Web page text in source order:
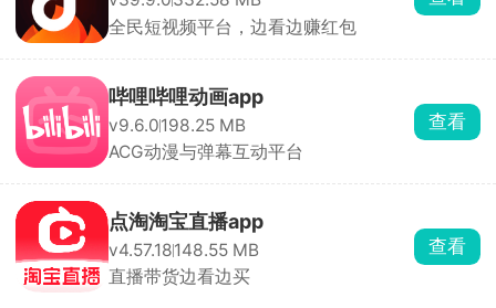
全民短视频平台，边看边赚红包
哔哩哔哩动画app
v9.6.0198.25 MB
ACG动漫与弹幕互动平台
查看
点淘淘宝直播app
v4.57.18148.55 MB
直播带货边看边买
查看